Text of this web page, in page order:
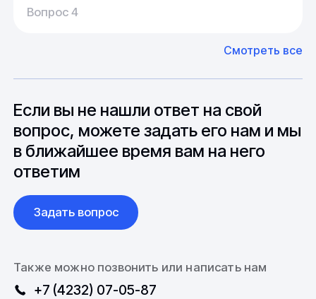
20-25 дней, но в зависимости от различных
может быть сокращен до 1 недели.
до 6 месяцев производства.
У нас большой опыт поставок из Европы и
Азии. Через наших партнеров мы сможем
вопросы связанные с документацией и
международной логистикой.
Вопрос 4
Смотреть все
Если вы не нашли ответ на свой
вопрос, можете задать его нам и мы
в ближайшее время вам на него
ответим
Задать вопрос
Также можно позвонить или написать нам
+7 (4232) 07-05-87